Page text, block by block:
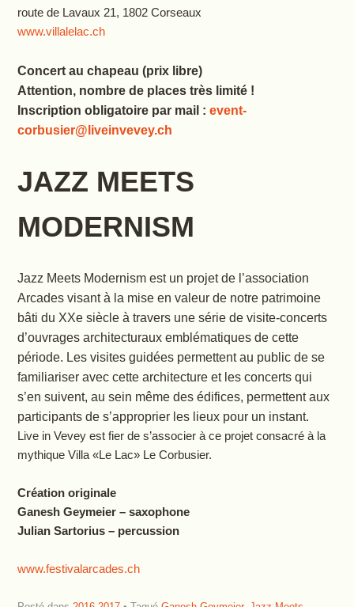
route de Lavaux 21, 1802 Corseaux
www.villalelac.ch
Concert au chapeau (prix libre)
Attention, nombre de places très limité !
Inscription obligatoire par mail : event-
corbusier@liveinvevey.ch
JAZZ MEETS
MODERNISM
Jazz Meets Modernism est un projet de l’association
Arcades visant à la mise en valeur de notre patrimoine
bâti du XXe siècle à travers une série de visite-concerts
d’ouvrages architecturaux emblématiques de cette
période. Les visites guidées permettent au public de se
familiariser avec cette architecture et les concerts qui
s’en suivent, au sein même des édifices, permettent aux
participants de s’approprier les lieux pour un instant.
Live in Vevey est fier de s’associer à ce projet consacré à la
mythique Villa «Le Lac» Le Corbusier.
Création originale
Ganesh Geymeier – saxophone
Julian Sartorius – percussion
www.festivalarcades.ch